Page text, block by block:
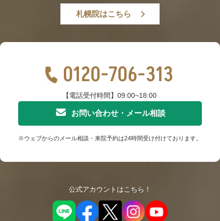
札幌院はこちら
0120-706-313
【電話受付時間】09:00~18:00
お問い合わせ・メール相談
※ウェブからのメール相談・来院予約は24時間受け付けております。
公式アカウントはこちら！